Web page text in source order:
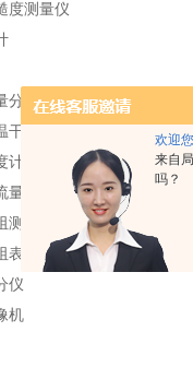
欢迎您
来自
吗？
度测量仪
分析仪
干燥机
计
量计
测试仪
表
仪
机